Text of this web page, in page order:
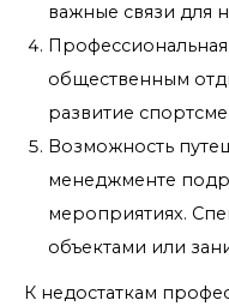
важные связи для
общественным
развитие
Возможность
менеджменте
мероприятиях.
объектами или
К недостаткам